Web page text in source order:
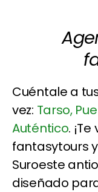
Cuéntale a
vez: Tarso,
Auténtico.
fantasytours
Suroeste
diseñado